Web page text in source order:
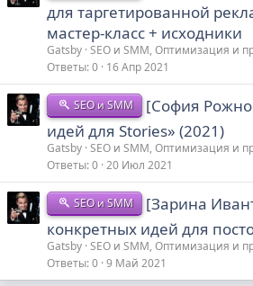
для таргетированной
мастер-класс + исходники
Gatsby SEO и SMM, Оптимизация и
Ответы 0 16 Апр 2021
SEO и SMM
[София
идей для Stories» (2021)
Gatsby SEO и SMM, Оптимизация и
Ответы 0 20 Июл 2021
SEO и SMM
[Зарина
конкретных идей для
Gatsby SEO и SMM, Оптимизация и
Ответы 0 9 Май 2021